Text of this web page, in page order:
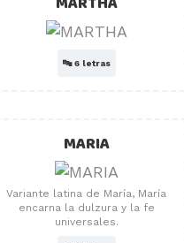
🔤6 letras
MARIA
Variante latina de María, María
encarna la dulzura y la fe
universales.